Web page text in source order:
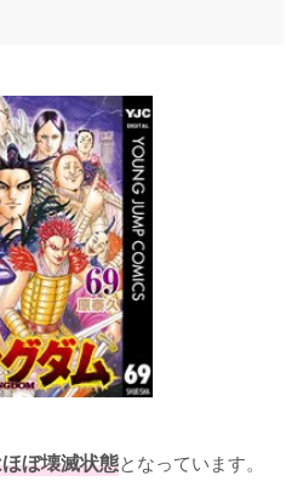
ぼ壊滅状態となっています。